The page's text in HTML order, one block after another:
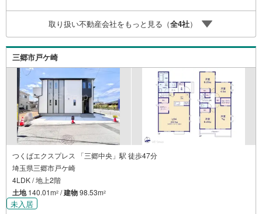
マイカーでも安心！2.チャイルドスペース、授乳室、ベビ
ーベッド完備3.他にもファミリーに優しい『あったら良い
な』がここにある！ミルク用浄水サーバー、紙おむつ、ア
メニティ、大型個室2部屋、各ブースモニター等
取り扱い不動産会社をもっと見る（全4社）
三郷市戸ケ崎
つくばエクスプレス 「三郷中央」駅 徒歩47分
埼玉県三郷市戸ケ崎
4LDK / 地上2階
土地140.01m2 /建物98.53m2
未入居